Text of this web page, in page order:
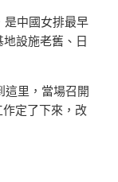
是中國女排最早
設施老舊、日
這里，當場召開
定了下來，改